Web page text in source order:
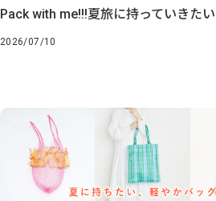
Pack with me!!!夏旅に持っていきた
2026/07/10